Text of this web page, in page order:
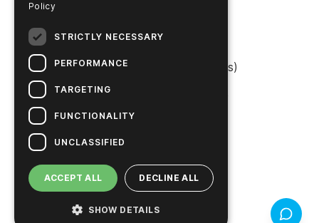
Retour
Login SureTrend
Boutique en ligne (États-Unis)
Acheter en ligne (Australie)
Contactez nous
Carrières
Policy
STRICTLY NECESSARY
PERFORMANCE
TARGETING
FUNCTIONALITY
UNCLASSIFIED
ACCEPT ALL DECLINE ALL
SHOW DETAILS